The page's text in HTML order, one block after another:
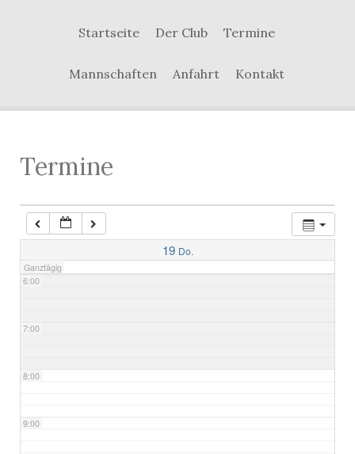
Startseite Der Club Termine
Mannschaften Anfahrt Kontakt
Termine
19 Do.
Ganztägig
5:00
6:00
7:00
8:00
9:00